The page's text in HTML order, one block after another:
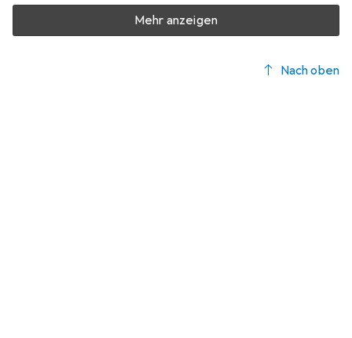
Mehr anzeigen
Nach oben